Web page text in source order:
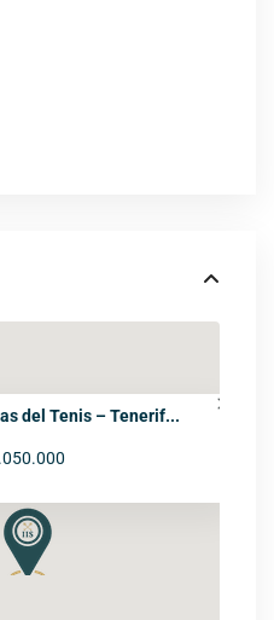
del Tenis – Tenerif...